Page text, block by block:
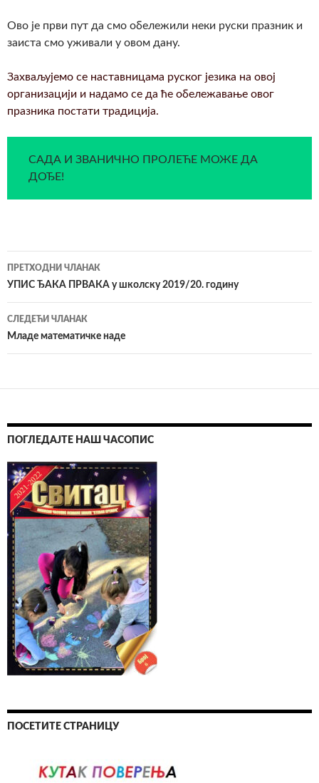
Ово је први пут да смо обележили неки руски празник и
заиста смо уживали у овом дану.
Захваљујемо се наставницама руског језика на овој
организацији и надамо се да ће обележавање овог
празника постати традиција.
САДА И ЗВАНИЧНО ПРОЛЕЋЕ МОЖЕ ДА
ДОЂЕ!
Кретање
чланака
ПРЕТХОДНИ ЧЛАНАК
УПИС ЂАКА ПРВАКА у школску 2019/20. годину
СЛЕДЕЋИ ЧЛАНАК
Младе математичке наде
ПОГЛЕДАЈТЕ НАШ ЧАСОПИС
ПОСЕТИТЕ СТРАНИЦУ